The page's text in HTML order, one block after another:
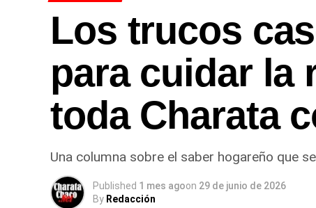
Los trucos
para cuidar la
toda Charata
Una columna sobre el saber hogareño que
Published 1 mes agoon 29 de junio de 2026
By Redacción